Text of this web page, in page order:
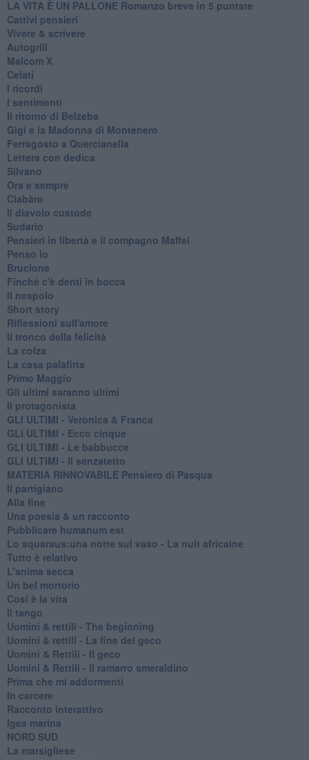
LA VITA È UN PALLONE Romanzo breve in 5 puntate
Cattivi pensieri
Vivere & scrivere
Autogrill
Malcom X
Celati
I ricordi
I sentimenti
Il ritorno di Belzeba
Gigi e la Madonna di Montenero
Ferragosto a Quercianella
Lettera con dedica
Silvano
Ora e sempre
Ciabàro
Il diavolo custode
Sudario
Pensieri in libertà e il compagno Maffei
Penso io
Brucione
Finché c'è denti in bocca
Il nespolo
Short story
Riflessioni sull'amore
Il tronco della felicità
La colza
La casa palafitta
Primo Maggio
Gli ultimi saranno ultimi
Il protagonista
GLI ULTIMI - Veronica & Franca
GLI ULTIMI - Ecco cinque
GLI ULTIMI - Le babbucce
GLI ULTIMI - Il senzatetto
MATERIA RINNOVABILE Pensiero di Pasqua
Il partigiano
Alla fine
Una poesia & un racconto
Pubblicare humanum est
Lo squaraus:una notte sul vaso - La nuit africaine
Tutto è relativo
L'anima secca
Un bel mortorio
Cosi è la vita
Il tango
​Uomini & rettili - The beginning
​Uomini & rettili - La fine del geco
Uomini & Rettili - Il geco
Uomini & Rettili - Il ramarro smeraldino
Prima che mi addormenti
In carcere
Racconto interattivo
Igea marina
​NORD SUD
La marsigliese